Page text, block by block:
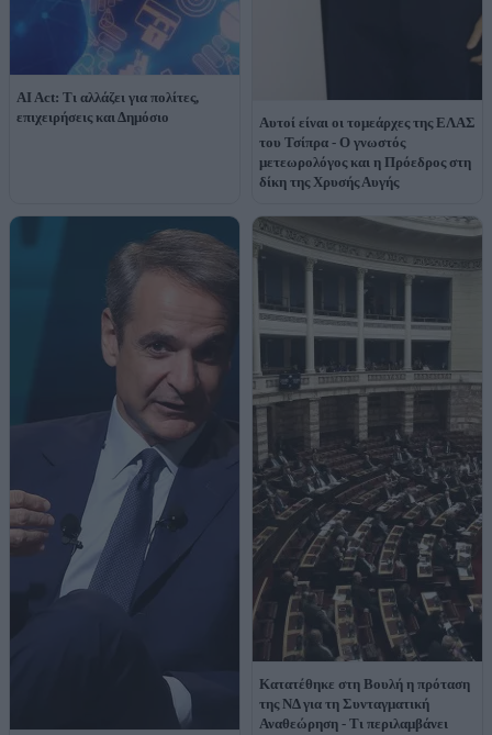
AI Act: Τι αλλάζει για πολίτες,
επιχειρήσεις και Δημόσιο
Αυτοί είναι οι τομεάρχες της ΕΛΑΣ
του Τσίπρα - Ο γνωστός
μετεωρολόγος και η Πρόεδρος στη
δίκη της Χρυσής Αυγής
Κατατέθηκε στη Βουλή η πρόταση
της ΝΔ για τη Συνταγματική
Αναθεώρηση - Τι περιλαμβάνει